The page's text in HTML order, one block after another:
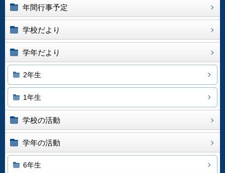
年間行事予定
学校だより
学年だより
2年生
1年生
学校の活動
学年の活動
6年生